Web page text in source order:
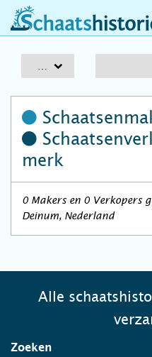
schaatshistorie.nl
merk
0 Makers en 0 Verkopers
Deinum, Nederland
Alle
Zoeken